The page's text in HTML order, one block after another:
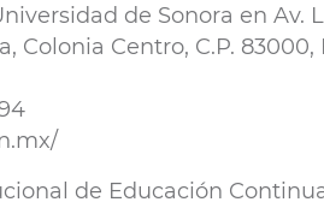
de Sonora en Av.
Colonia Centro, C.P.
de Educación